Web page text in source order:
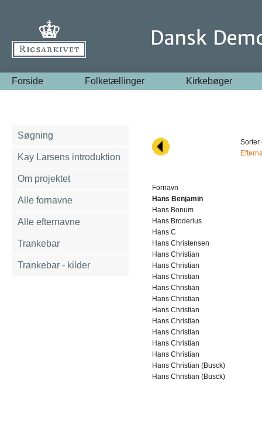
Forside Folketællinger Kirkebøger
Søgning
Kay Larsens introduktion
Om projektet
Alle fornavne
Alle efternavne
Trankebar
Trankebar - kilder
Sorter
Fornavn
Hans Benjamin
Hans Bonum
Hans Broderius
Hans C
Hans Christensen
Hans Christian
Hans Christian
Hans Christian
Hans Christian
Hans Christian
Hans Christian
Hans Christian
Hans Christian
Hans Christian
Hans Christian
Hans Christian (Busck)
Hans Christian (Busck)